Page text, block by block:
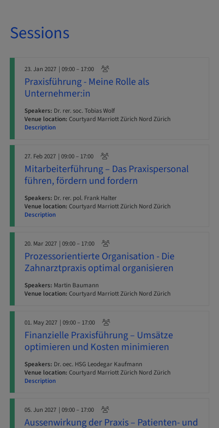
Sessions
23. Jan 2027 | 09:00 – 17:00
Praxisführung - Meine Rolle als
Unternehmer:in
Speakers: Dr. rer. soc. Tobias Wolf
Venue location: Courtyard Marriott Zürich Nord Zürich
Description
27. Feb 2027 | 09:00 – 17:00
Mitarbeiterführung – Das Praxispersonal
führen, fördern und fordern
Speakers: Dr. rer. pol. Frank Halter
Venue location: Courtyard Marriott Zürich Nord Zürich
Description
20. Mar 2027 | 09:00 – 17:00
Prozessorientierte Organisation - Die
Zahnarztpraxis optimal organisieren
Speakers: Martin Baumann
Venue location: Courtyard Marriott Zürich Nord Zürich
01. May 2027 | 09:00 – 17:00
Finanzielle Praxisführung – Umsätze
optimieren und Kosten minimieren
Speakers: Dr. oec. HSG Leodegar Kaufmann
Venue location: Courtyard Marriott Zürich Nord Zürich
Description
05. Jun 2027 | 09:00 – 17:00
Aussenwirkung der Praxis – Patienten- und